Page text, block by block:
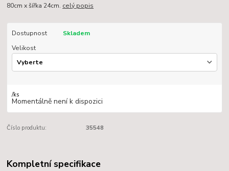
80cm x šířka 24cm. celý popis
Dostupnost
Skladem
Velikost
/ks
Momentálně není k dispozici
Číslo produktu: 35548
Kompletní specifikace